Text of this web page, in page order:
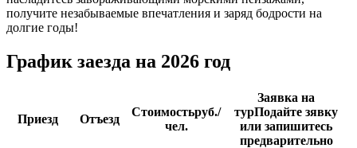
получите незабываемые впечатления и заряд бодрости на
долгие годы!
График заезда на 2026 год
Приезд Отъезд
Стоимостьруб./
чел.
Заявка на
турПодайте зявку
или запишитесь
предварительно